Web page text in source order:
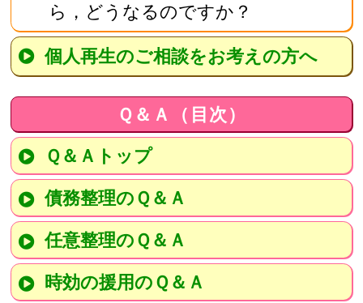
ら，どうなるのですか？
個人再生のご相談をお考えの方へ
Ｑ＆Ａ（目次）
Ｑ＆Ａトップ
債務整理のＱ＆Ａ
任意整理のＱ＆Ａ
時効の援用のＱ＆Ａ